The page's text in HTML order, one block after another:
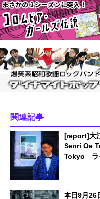
関連記事
[report]大
Senri Oe
Tokyo ラ
本日9月26